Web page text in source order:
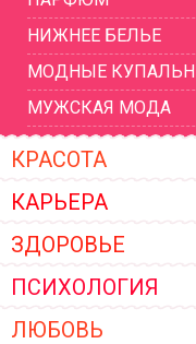
ГЛАВНЫЕ ТРЕНДЫ
ЖЕНСКОЙ ОДЕЖДЫ
НИЖНЕЕ БЕЛЬЕ
МОДНЫЕ
МУЖСКАЯ МОДА
КРАСОТА
КАРЬЕРА
ЗДОРОВЬЕ
ПСИХОЛОГИЯ
ЛЮБОВЬ